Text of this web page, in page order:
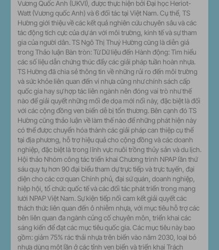
Vương Quốc Anh (UKVI), được thực hiện bởi Đại học Heriot-
Watt (Vương quốc Anh) và 6 đối tác tại Việt Nam. Cụ thể, TS
Hường giới thiệu về các kết quả nghiên cứu chuyên sâu và các
tác động tích cực của dự án với môi trường, kinh tế và sự tham
gia của người dân. TS Ngô Thị Thuý Hường cũng là diễn giả
trong Thảo luận Bàn tròn: Từ Dữ liệu đến Hành động: Tìm hiểu
các số liệu dẫn chứng thúc đẩy các giải pháp tuần hoàn nhựa.
TS Hường đã chia sẻ thông tin về những rủi ro đến môi trường
và sức khỏe liên quan đến vi nhựa cũng như chính sách cấp
quốc gia hay sự hợp tác liên ngành nên đóng vai trò như thế
nào để giải quyết những mối đe dọa mới nổi này, đặc biệt là đối
với các cộng đồng ven biển dễ bị tổn thương. Bên cạnh đó TS
Hường cũng thảo luận về làm thế nào để những phát hiện này
có thể được chuyển hóa thành các giải pháp can thiệp cụ thể
tại địa phương, hỗ trợ hiệu quả cho cộng đồng và các doanh
nghiệp, đặc biệt là trong lĩnh vực nuôi trồng thủy sản và du lịch.
Hội thảo Nhóm công tác triển khai Chương trình NPAP lần thứ
sáu quy tụ hơn 90 đại biểu tham dự trực tiếp và trực tuyến, đại
diện cho các cơ quan Chính phủ, đại sứ quán, doanh nghiệp,
hiệp hội, tổ chức quốc tế và các đối tác phát triển trong mạng
lưới NPAP Việt Nam. Sự kiện tiếp nối cam kết giải quyết các
thách thức liên quan đến ô nhiễm nhựa, với mục tiêu hỗ trợ các
bên liên quan đa ngành củng cố chuyên môn, triển khai các
sáng kiến để đạt các mục tiêu quốc gia. Các mục tiêu này bao
gồm: giảm 75% rác thải nhựa trên biển vào năm 2030, loại bỏ
nhựa dùng một lần ở các tỉnh ven biển và triển khai Trách